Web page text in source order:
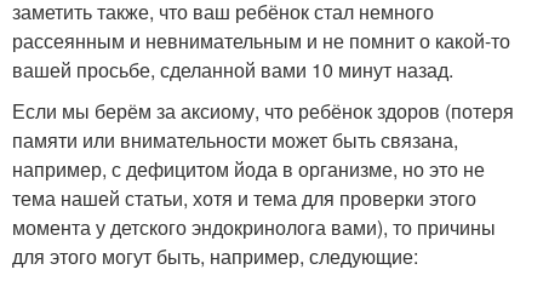
заметить также, что ваш ребёнок стал немного
рассеянным и невнимательным и не помнит о какой-то
вашей просьбе, сделанной вами 10 минут назад.
Если мы берём за аксиому, что ребёнок здоров (потеря
памяти или внимательности может быть связана,
например, с дефицитом йода в организме, но это не
тема нашей статьи, хотя и тема для проверки этого
момента у детского эндокринолога вами), то причины
для этого могут быть, например, следующие: